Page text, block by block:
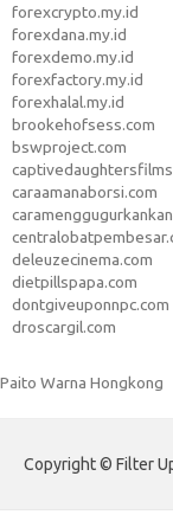
forexcrypto.my.id
forexdana.my.id
forexdemo.my.id
forexfactory.my.id
forexhalal.my.id
brookehofsess.com
bswproject.com
caraamanaborsi.com
deleuzecinema.com
dietpillspapa.com
dontgiveuponnpc.com
droscargil.com
Paito Warna Hongkong
Copyright © Filter